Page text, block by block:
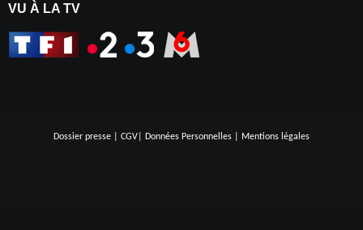
VU À LA TV
Dossier presse CGV Données Personnelles Mentions légales